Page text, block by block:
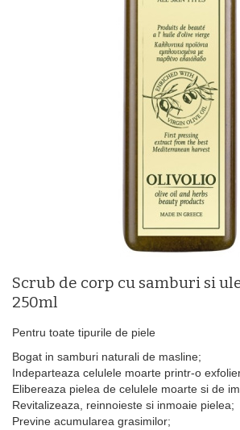
Scrub de corp cu samburi si
250ml
Pentru toate tipurile de piele
Bogat in samburi naturali de masline;
Indeparteaza celulele moarte printr-o
Elibereaza pielea de celulele moarte si de
Revitalizeaza, reinnoieste si inmoaie pielea;
Previne acumularea grasimilor;